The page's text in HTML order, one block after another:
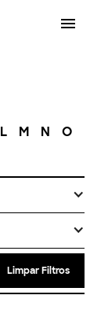
L M N O
Limpar Filtros